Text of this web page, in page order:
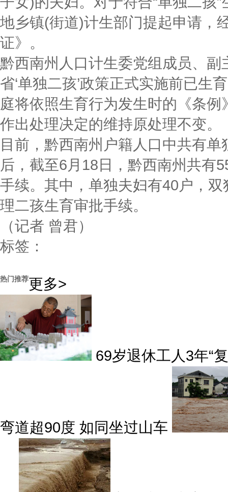
地乡镇(街道)计生部门提起申请，
证》。
黔西南州人口计生委党组成员、
省‘单独二孩’政策正式实施前已生
庭将依照生育行为发生时的《条
作出处理决定的维持原处理不变。
目前，黔西南州户籍人口中共有单
后，截至6月18日，黔西南州共有
手续。其中，单独夫妇有40户，
理二孩生育审批手续。
（记者 曾君）
标签：
热门推荐更多>
69岁退休工人3年“
弯道超90度 如同坐过山车